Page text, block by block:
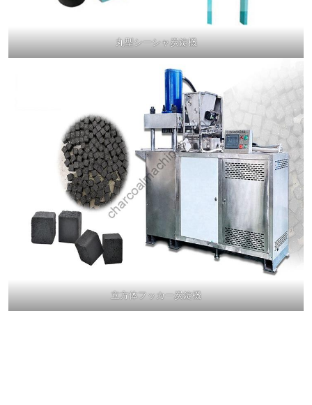
丸型シーシャ炭錠機
立方体フッカー炭錠機